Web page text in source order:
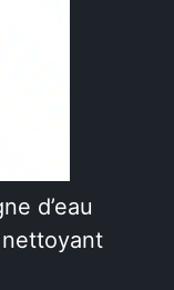
d’eau